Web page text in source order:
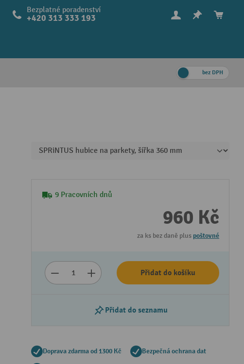
Bezplatné poradenství
+420 313 333 193
bez DPH
9 Pracovních dnů
960 Kč
za ks bez daně plus poštovné
Přidat do košíku
Přidat do seznamu
Doprava zdarma od 1300 Kč Bezpečná ochrana dat